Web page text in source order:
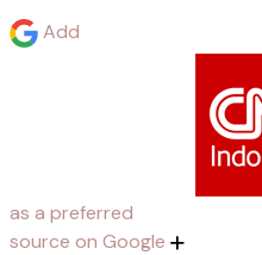
Add
as a preferred
source on Google